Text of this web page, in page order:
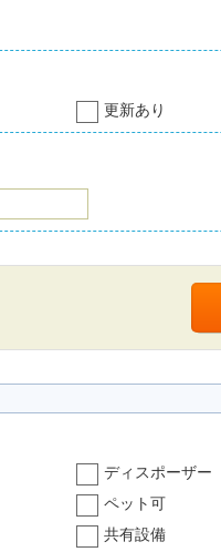
更新あり
ディスポーザー
ペット可
共有設備